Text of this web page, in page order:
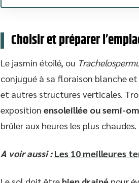
Choisir et préparer
Le jasmin étoilé, ou
conjugué à sa floraison blanche
et autres structures verticales.
exposition ensoleillée ou semi-
brûler aux heures les plus chaudes.
A voir aussi : Les 10 meilleures